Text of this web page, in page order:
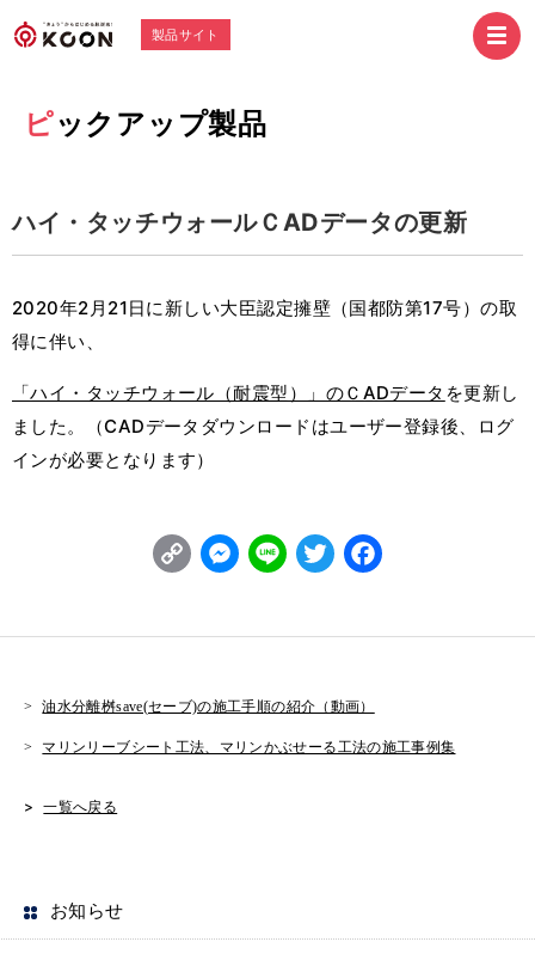
製品サイト
ピックアップ製品
ハイ・タッチウォールＣADデータの更新
2020年2月21日に新しい大臣認定擁壁（国都防第17号）の取
得に伴い、
「ハイ・タッチウォール（耐震型）」のＣADデータ を更新し
ました。（CADデータダウンロードはユーザー登録後、ログ
インが必要となります）
C
p
L
i
M
s
e
n
L
n
T
it
e
r
c
o
油水分離桝save(セーブ)の施工手順の紹介（動画）
マリンリーブシート工法、マリンかぶせーる工法の施工事例集
一覧へ戻る
お知らせ